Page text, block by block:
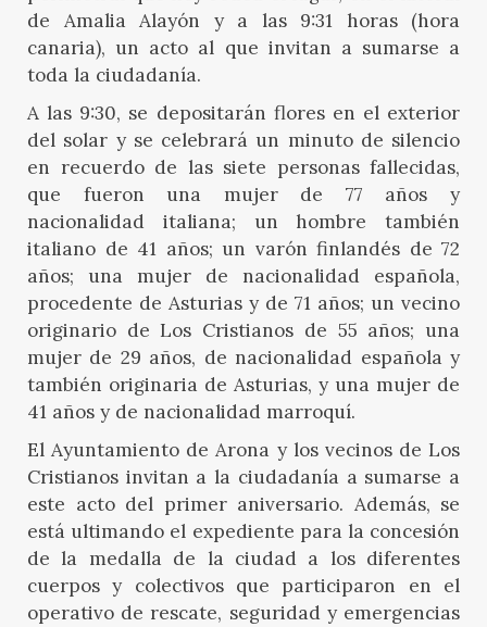
de Amalia Alayón y a las 9:31 horas (hora
canaria), un acto al que invitan a sumarse a
toda la ciudadanía.
A las 9:30, se depositarán flores en el exterior
del solar y se celebrará un minuto de silencio
en recuerdo de las siete personas fallecidas,
que fueron una mujer de 77 años y
nacionalidad italiana; un hombre también
italiano de 41 años; un varón finlandés de 72
años; una mujer de nacionalidad española,
procedente de Asturias y de 71 años; un vecino
originario de Los Cristianos de 55 años; una
mujer de 29 años, de nacionalidad española y
también originaria de Asturias, y una mujer de
41 años y de nacionalidad marroquí.
El Ayuntamiento de Arona y los vecinos de Los
Cristianos invitan a la ciudadanía a sumarse a
este acto del primer aniversario. Además, se
está ultimando el expediente para la concesión
de la medalla de la ciudad a los diferentes
cuerpos y colectivos que participaron en el
operativo de rescate, seguridad y emergencias